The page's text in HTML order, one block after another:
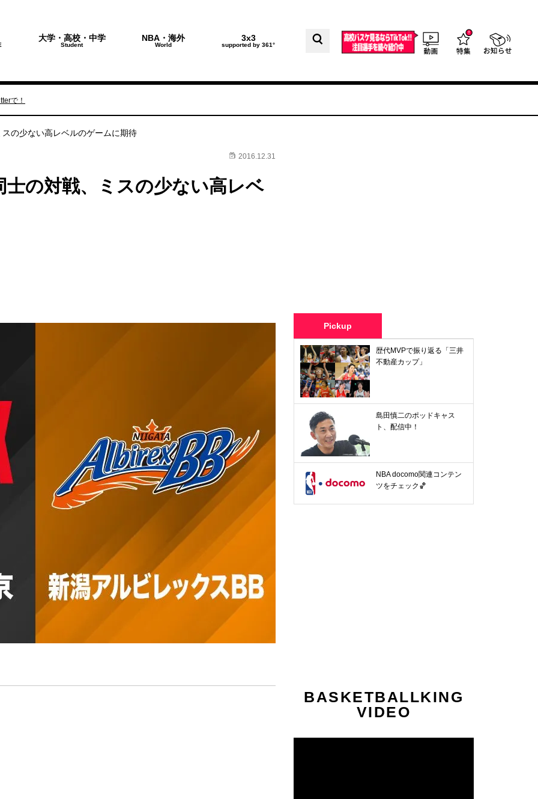
大学・高校・中学
Student
NBA・海外
World
3x3
supported by 361°
で！
の少ない高レベルのゲームに期待
2016.12.31
の対戦、ミスの少ない高レベ
Pickup
歴代MVPで振り返る「三井
不動産カップ」
島田慎二のポッドキャス
ト、配信中！
NBA docomo関連コンテン
ツをチェック🏀
BASKETBALLKING
VIDEO